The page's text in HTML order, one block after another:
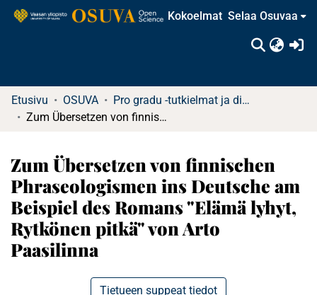
Kokoelmat Selaa Osuvaa
Etusivu OSUVA
Pro gradu -tutkielmat ja diplomityöt
Zum Übersetzen von finnischen Phraseologismen ins Deutsche am Beispiel des Romans "Elämä lyhyt, Rytkönen pitkä" von Arto Paasilinna
Zum Übersetzen von finnischen
Phraseologismen ins Deutsche am
Beispiel des Romans "Elämä lyhyt,
Rytkönen pitkä" von Arto
Paasilinna
Tietueen suppeat tiedot